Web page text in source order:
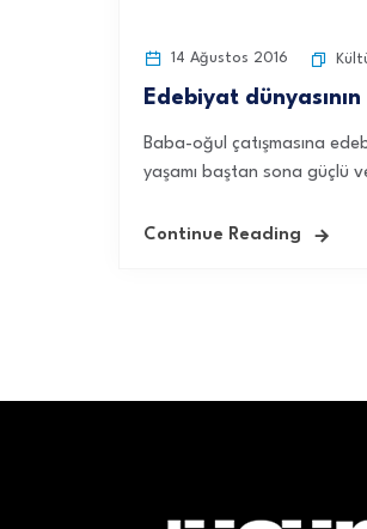
14 Ağustos 2016
Edebiyat
Baba-oğul çatışmasına
yaşamı baştan sona güçlü
Continue Reading